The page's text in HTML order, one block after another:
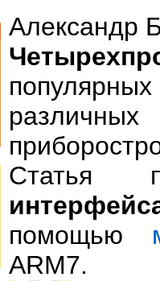
Александр
Статья
помощью
ARM7.